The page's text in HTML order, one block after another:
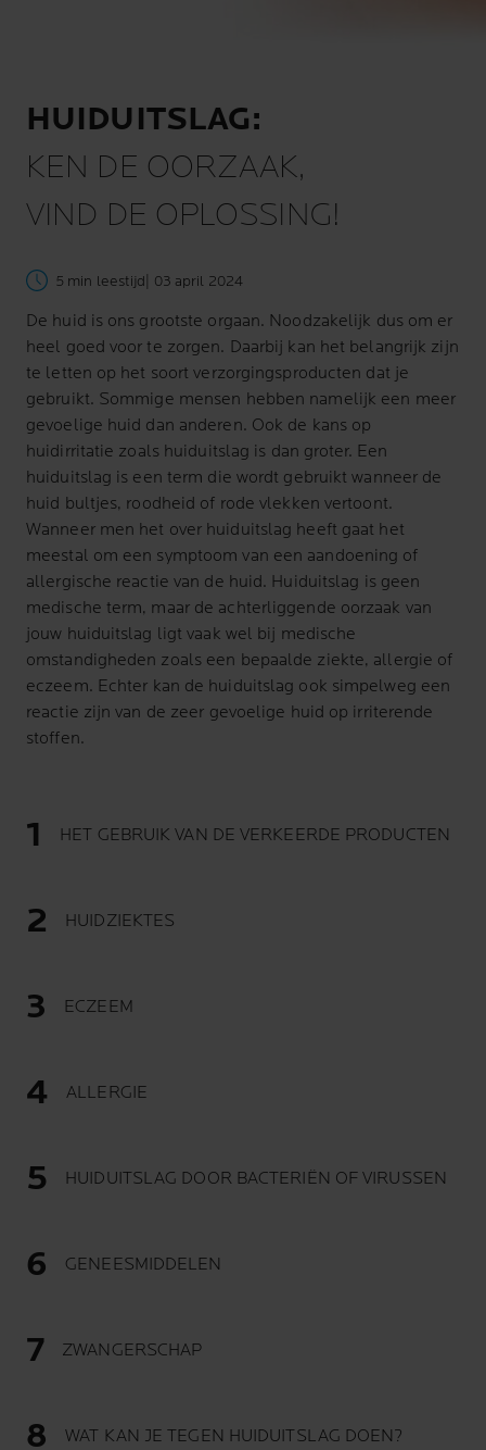
HUIDUITSLAG:
KEN DE OORZAAK,
VIND DE OPLOSSING!
5 min leestijd | 03 april 2024
De huid is ons grootste orgaan. Noodzakelijk dus om er
heel goed voor te zorgen. Daarbij kan het belangrijk zijn
te letten op het soort verzorgingsproducten dat je
gebruikt. Sommige mensen hebben namelijk een meer
gevoelige huid dan anderen. Ook de kans op
huidirritatie zoals huiduitslag is dan groter. Een
huiduitslag is een term die wordt gebruikt wanneer de
huid bultjes, roodheid of rode vlekken vertoont.
Wanneer men het over huiduitslag heeft gaat het
meestal om een symptoom van een aandoening of
allergische reactie van de huid. Huiduitslag is geen
medische term, maar de achterliggende oorzaak van
jouw huiduitslag ligt vaak wel bij medische
omstandigheden zoals een bepaalde ziekte, allergie of
eczeem. Echter kan de huiduitslag ook simpelweg een
reactie zijn van de zeer gevoelige huid op irriterende
stoffen.
HET GEBRUIK VAN DE VERKEERDE PRODUCTEN
HUIDZIEKTES
ECZEEM
ALLERGIE
HUIDUITSLAG DOOR BACTERIËN OF VIRUSSEN
GENEESMIDDELEN
ZWANGERSCHAP
WAT KAN JE TEGEN HUIDUITSLAG DOEN?